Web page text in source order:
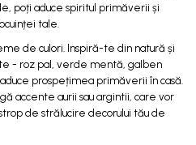
poți aduce spiritul primăverii și
tale.
de culori. Inspiră-te din natură și
- roz pal, verde mentă, galben
prospețimea primăverii în casă.
accente aurii sau argintii, care vor
de strălucire decorului tău de